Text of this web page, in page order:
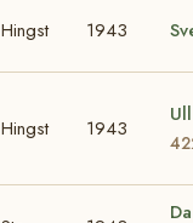
Hingst 1943
Hingst 1943